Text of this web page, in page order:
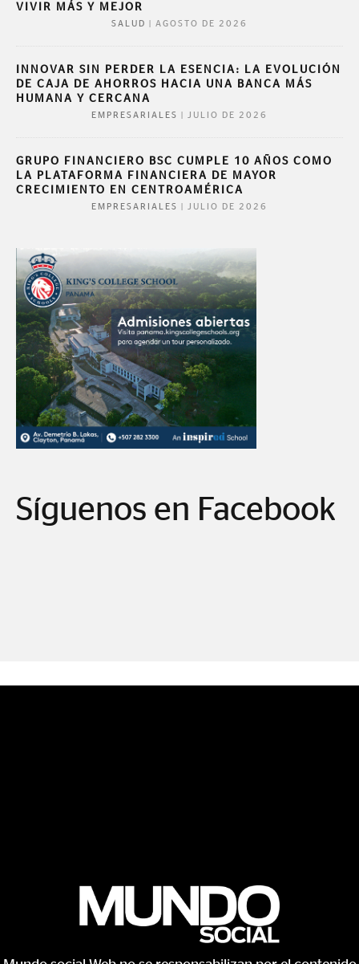
VIVIR MÁS Y MEJOR
SALUD AGOSTO DE 2026
INNOVAR SIN PERDER LA ESENCIA: LA EVOLUCIÓN
DE CAJA DE AHORROS HACIA UNA BANCA MÁS
HUMANA Y CERCANA
EMPRESARIALES JULIO DE 2026
GRUPO FINANCIERO BSC CUMPLE 10 AÑOS COMO
LA PLATAFORMA FINANCIERA DE MAYOR
CRECIMIENTO EN CENTROAMÉRICA
EMPRESARIALES JULIO DE 2026
Síguenos en Facebook